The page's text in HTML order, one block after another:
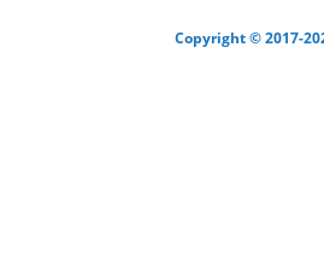
Copyright © 2017-